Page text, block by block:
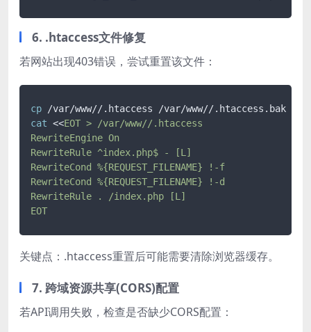
6. .htaccess文件修复
若网站出现403错误，尝试重置该文件：
cp
cat <<EOT > /var/www//.htaccess
RewriteEngine On
RewriteRule ^index.php$ - [L]
RewriteCond %{REQUEST_FILENAME} !-f
RewriteCond %{REQUEST_FILENAME} !-d
RewriteRule . /index.php [L]
EOT
关键点：.htaccess重置后可能需要清除浏览器缓存。
7. 跨域资源共享(CORS)配置
若API调用失败，检查是否缺少CORS配置：